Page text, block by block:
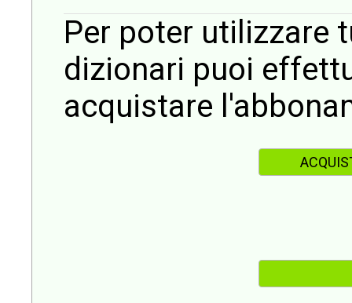
Per poter utilizzare
dizionari puoi
acquistare